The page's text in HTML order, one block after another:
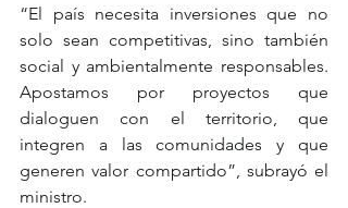
“El país necesita inversiones que no
solo sean competitivas, sino también
social y ambientalmente responsables.
Apostamos por proyectos que
dialoguen con el territorio, que
integren a las comunidades y que
generen valor compartido”, subrayó el
ministro.